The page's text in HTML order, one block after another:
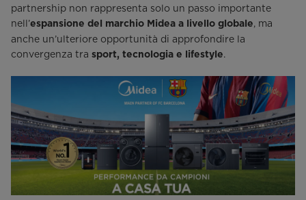
partnership non rappresenta solo un passo importante
nell’espansione del marchio Midea a livello globale, ma
anche un’ulteriore opportunità di approfondire la
convergenza tra sport, tecnologia e lifestyle.